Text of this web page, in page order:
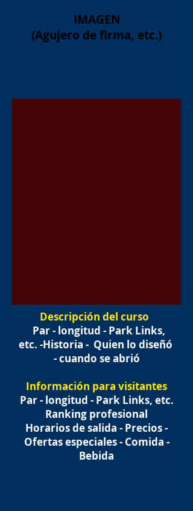
IMAGEN
(Agujero de firma, etc.)
Descripción del curso
Par - longitud - Park Links,
etc. -Historia - Quien lo diseñó
- cuando se abrió
Información para visitantes
Par - longitud - Park Links, etc.
Ranking profesional
Horarios de salida - Precios -
Ofertas especiales - Comida -
Bebida